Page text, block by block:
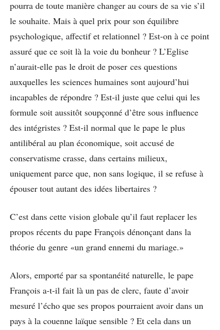
pourra de toute manière changer au cours de sa vie s’il
le souhaite. Mais à quel prix pour son équilibre
psychologique, affectif et relationnel ? Est-on à ce point
assuré que ce soit là la voie du bonheur ? L’Eglise
n’aurait-elle pas le droit de poser ces questions
auxquelles les sciences humaines sont aujourd’hui
incapables de répondre ? Est-il juste que celui qui les
formule soit aussitôt soupçonné d’être sous influence
des intégristes ? Est-il normal que le pape le plus
antilibéral au plan économique, soit accusé de
conservatisme crasse, dans certains milieux,
uniquement parce que, non sans logique, il se refuse à
épouser tout autant des idées libertaires ?
C’est dans cette vision globale qu’il faut replacer les
propos récents du pape François dénonçant dans la
théorie du genre «un grand ennemi du mariage.»
Alors, emporté par sa spontanéité naturelle, le pape
François a-t-il fait là un pas de clerc, faute d’avoir
mesuré l’écho que ses propos pourraient avoir dans un
pays à la couenne laïque sensible ? Et cela dans un